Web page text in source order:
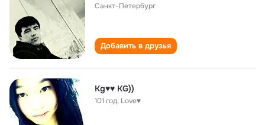
Санкт-Петербург
Добавить в друзья
Kg♥♥ KG))
101 год, Love♥